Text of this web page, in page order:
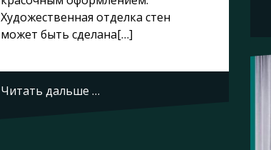
Художественная отделка стен
может быть сделана[…]
Читать дальше …